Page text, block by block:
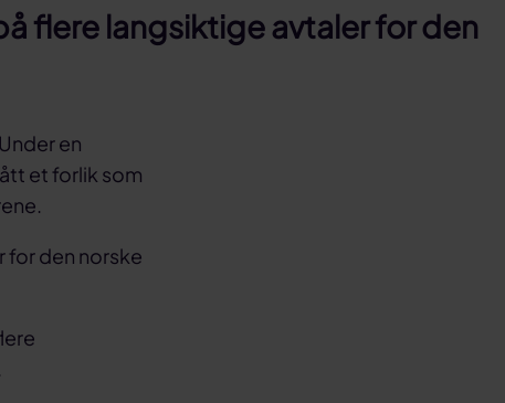
flere langsiktige avtaler for den
en
et forlik som
for den norske